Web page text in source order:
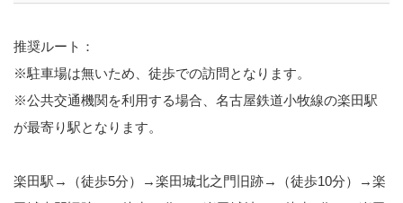
推奨ルート：
※駐車場は無いため、徒歩での訪問となります。
※公共交通機関を利用する場合、名古屋鉄道小牧線の楽田駅
が最寄り駅となります。
楽田駅→（徒歩5分）→楽田城北之門旧跡→（徒歩10分）→楽